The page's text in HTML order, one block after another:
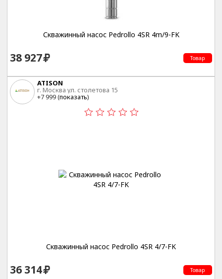
Скважинный насос Pedrollo 4SR 4m/9-FK
38 927 Товар
ATISON
г. Москва ул. столетова 15
+7 999 (показать)
Скважинный насос Pedrollo 4SR 4/7-FK
36 314 Товар